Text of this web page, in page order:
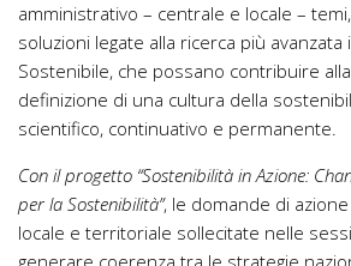
amministrativo – centrale e locale –
soluzioni legate alla ricerca più
Sostenibile, che possano contribuire
definizione di una cultura della
scientifico, continuativo e permanente.
Con il progetto “Sostenibilità in Azione:
per la Sostenibilità”, le domande di
locale e territoriale sollecitate nelle
generare coerenza tra le strategie